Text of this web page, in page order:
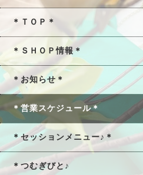
＊ＴＯＰ＊
＊ＳＨＯＰ情報＊
＊お知らせ＊
＊営業スケジュール＊
＊セッションメニュー♪＊
＊つむぎびと♪